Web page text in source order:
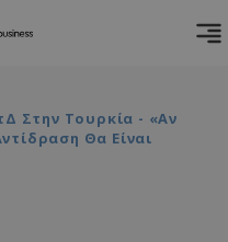
Στην Τουρκία - «Αν
Θα Είναι